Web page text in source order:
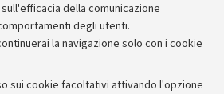
della comunicazione
degli utenti.
la navigazione solo con i cookie
sui cookie facoltativi attivando l'opzione
Archivio